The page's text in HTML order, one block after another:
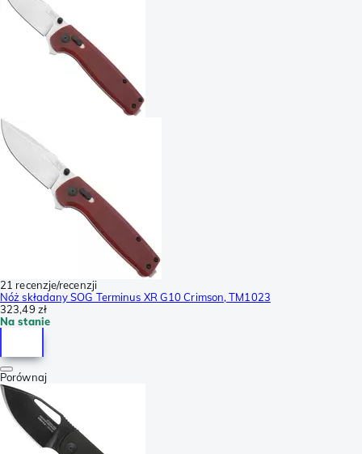
21 recenzje/recenzji
Nóż składany SOG Terminus XR G10 Crimson, TM1023
323,49 zł
Na stanie
Porównaj